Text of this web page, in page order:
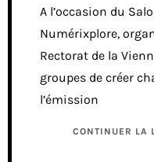
A l’occasion du
Numérixplore,
Rectorat de la
groupes de créer
l’émission
CONTINUER LA